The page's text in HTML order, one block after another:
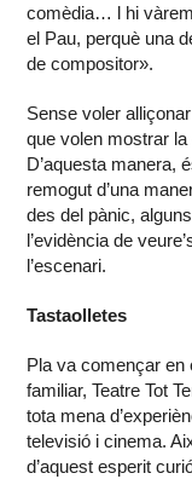
comèdia… l hi
el Pau, perquè una
de compositor».
Sense voler
que volen mostrar
D’aquesta manera,
remogut d’una
des del pànic,
l’evidència de
l’escenari.
Tastaolletes
Pla va començar en
familiar, Teatre Tot
tota mena
televisió i cinema.
d’aquest esperit